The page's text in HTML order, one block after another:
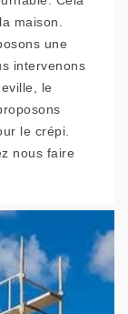
maison.
une
intervenons
le
le crépi.
nous faire